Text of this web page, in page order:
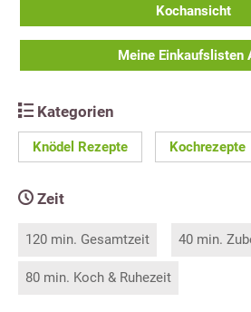
Kochansicht
Meine Einkaufslisten
Kategorien
Knödel Rezepte Kochrezepte
Zeit
120 min. Gesamtzeit 40 min.
80 min. Koch & Ruhezeit